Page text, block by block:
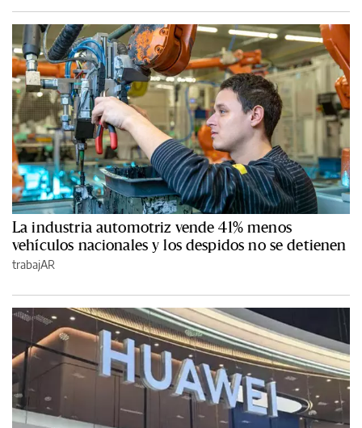
La industria automotriz vende 41% menos
vehículos nacionales y los despidos no se detienen
trabajAR